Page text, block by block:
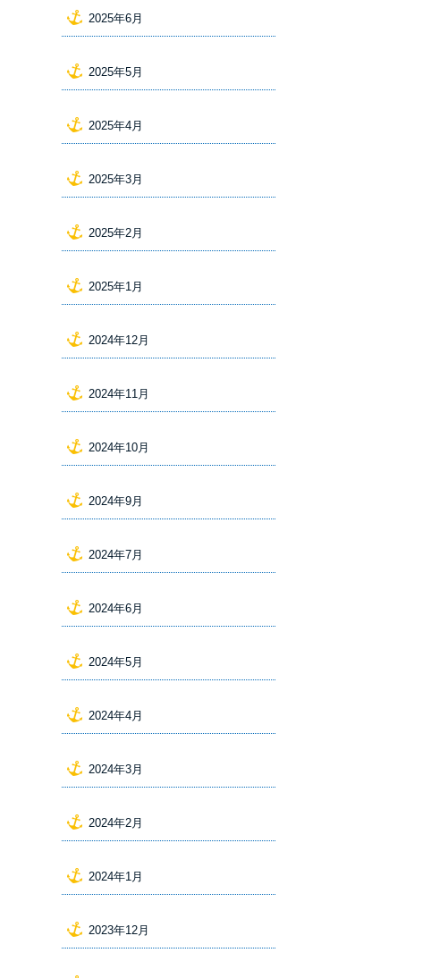
2025年6月
2025年5月
2025年4月
2025年3月
2025年2月
2025年1月
2024年12月
2024年11月
2024年10月
2024年9月
2024年7月
2024年6月
2024年5月
2024年4月
2024年3月
2024年2月
2024年1月
2023年12月